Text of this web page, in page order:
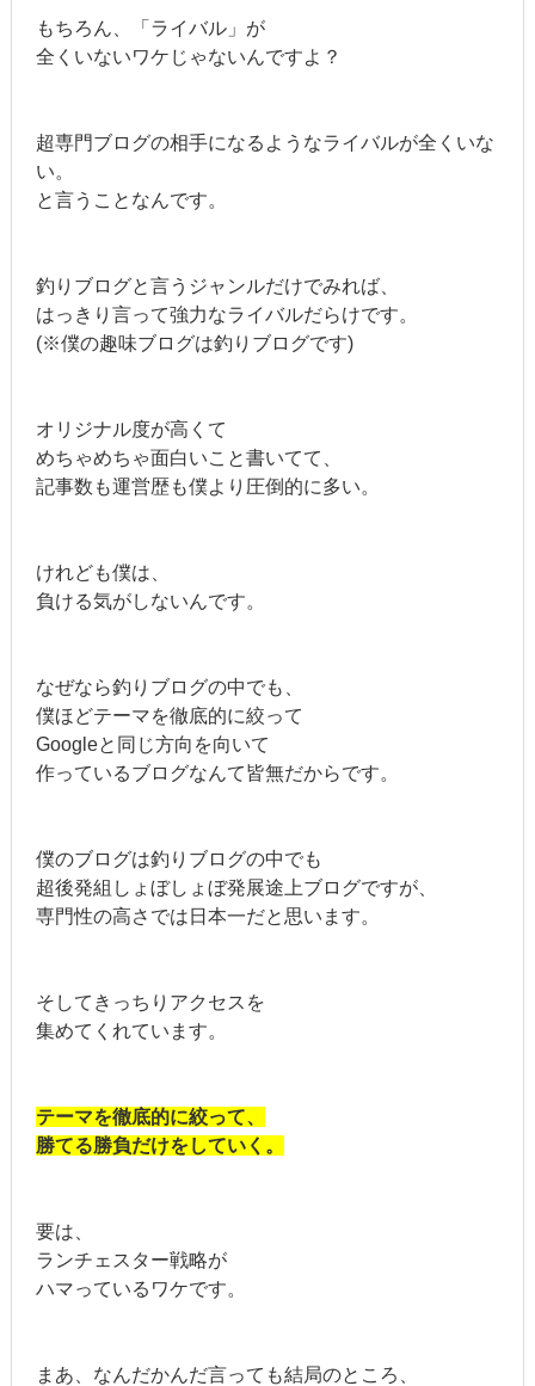
もちろん、「ライバル」が
全くいないワケじゃないんですよ？
超専門ブログの相手になるようなライバルが全くいな
い。
と言うことなんです。
釣りブログと言うジャンルだけでみれば、
はっきり言って強力なライバルだらけです。
(※僕の趣味ブログは釣りブログです)
オリジナル度が高くて
めちゃめちゃ面白いこと書いてて、
記事数も運営歴も僕より圧倒的に多い。
けれども僕は、
負ける気がしないんです。
なぜなら釣りブログの中でも、
僕ほどテーマを徹底的に絞って
Googleと同じ方向を向いて
作っているブログなんて皆無だからです。
僕のブログは釣りブログの中でも
超後発組しょぼしょぼ発展途上ブログですが、
専門性の高さでは日本一だと思います。
そしてきっちりアクセスを
集めてくれています。
テーマを徹底的に絞って、
勝てる勝負だけをしていく。
要は、
ランチェスター戦略が
ハマっているワケです。
まあ、なんだかんだ言っても結局のところ、